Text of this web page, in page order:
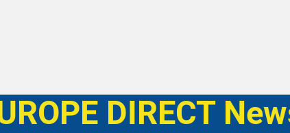
DIRECT